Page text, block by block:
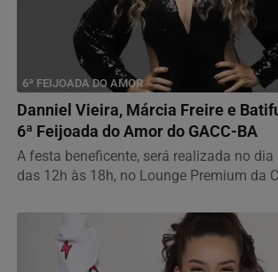
6ª FEIJOADA DO AMOR
Danniel Vieira, Márcia Freire e
6ª Feijoada do Amor do GACC-BA
A festa beneficente, será realizada no dia
das 12h às 18h, no Lounge Premium da